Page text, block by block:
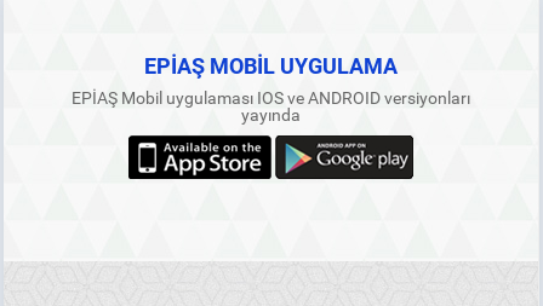
EPİAŞ MOBİL UYGULAMA
EPİAŞ Mobil uygulaması IOS ve ANDROID versiyonları
yayında